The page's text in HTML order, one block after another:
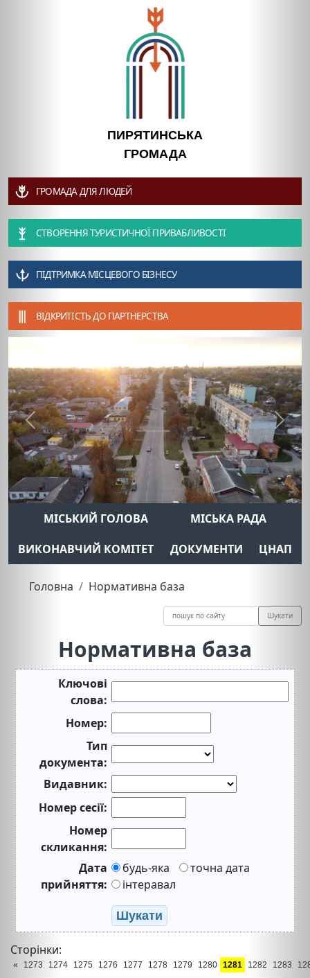
ПИРЯТИНСЬКА
ГРОМАДА
ГРОМАДА ДЛЯ ЛЮДЕЙ
СТВОРЕННЯ ТУРИСТИЧНОЇ ПРИВАБЛИВОСТІ
ПІДТРИМКА МІСЦЕВОГО БІЗНЕСУ
ВІДКРИТІСТЬ ДО ПАРТНЕРСТВА
Previous Next
МІСЬКИЙ ГОЛОВА
МІСЬКА РАДА
ВИКОНАВЧИЙ КОМІТЕТ
ДОКУМЕНТИ ЦНАП
Головна Нормативна база
Шукати
Нормативна база
Ключові
слова:
Номер:
Тип
документа:
Видавник:
Номер сесії:
Номер
скликання:
Дата
прийняття:
будь-яка
точна дата
інтеравал
Шукати
Сторінки:
« 1273 1274 1275 1276 1277 1278 1279 1280 1281 1282 1283